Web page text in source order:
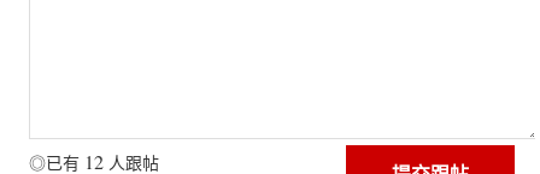
◎已有 12 人跟帖